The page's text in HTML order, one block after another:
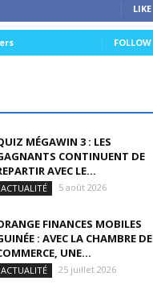
LIKE
FOLLOW
MÉGAWIN 3 : LES
CONTINUENT DE
AVEC LE...
ACTUALITÉ 5 août 2026
FINANCES MOBILES
: AVEC LA CHAMBRE DE
UNE...
ACTUALITÉ 25 juillet 2026